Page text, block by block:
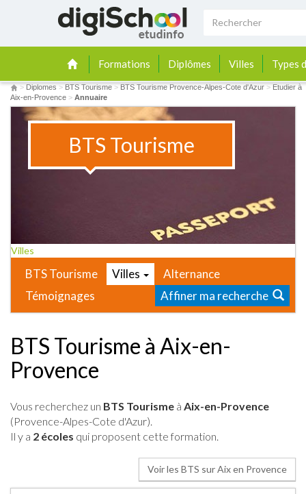
Formations Diplômes Villes Types
> Diplomes > BTS Tourisme > BTS Tourisme Provence-Alpes-Cote d'Azur > Etudier à
Aix-en-Provence > Annuaire
BTS Tourisme
Villes
BTS Tourisme Villes
Alternance
Témoignages
Affiner ma recherche
BTS Tourisme à Aix-en-
Provence
Vous recherchez un BTS Tourisme à Aix-en-Provence
(Provence-Alpes-Cote d'Azur).
Il y a 2 écoles qui proposent cette formation.
Voir les BTS sur Aix en Provence